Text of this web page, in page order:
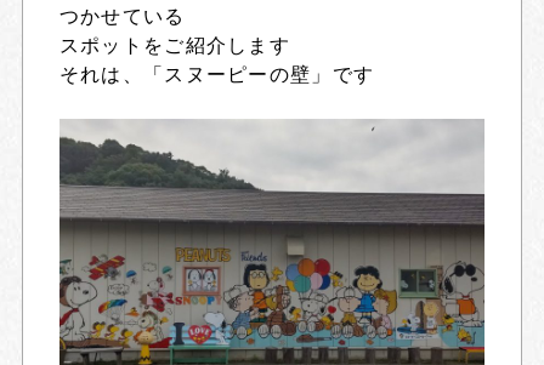
つかせている
スポットをご紹介します
それは、「スヌーピーの壁」です